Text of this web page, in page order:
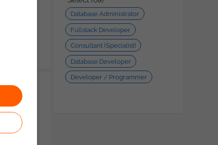
a
de
Database Administrator
Fullstack Developer
Consultant (Specialist)
Database Developer
Developer / Programmer